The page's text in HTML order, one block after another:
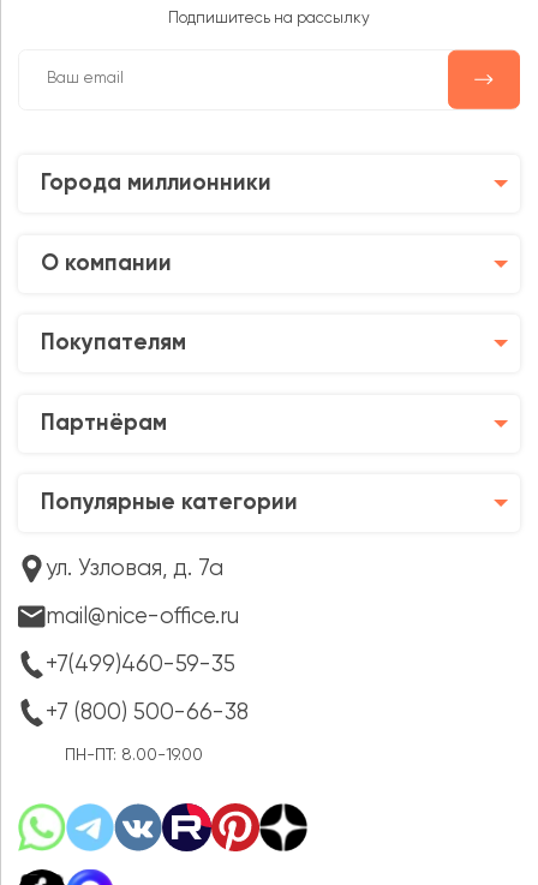
Подпишитесь на рассылку
Города миллионники
О компании
Покупателям
Партнёрам
Популярные категории
ул. Узловая, д. 7а
mail@nice-office.ru
+7(499)460-59-35
+7 (800) 500-66-38
ПН-ПТ: 8.00-19.00